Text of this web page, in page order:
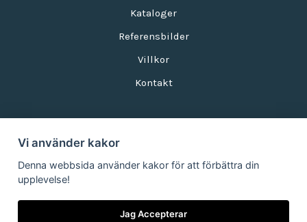
Kataloger
Referensbilder
Villkor
Kontakt
Vi använder kakor
Denna webbsida använder kakor för att förbättra din
upplevelse!
Jag Accepterar